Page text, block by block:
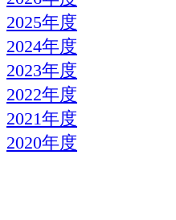
2025年度
2024年度
2023年度
2022年度
2021年度
2020年度